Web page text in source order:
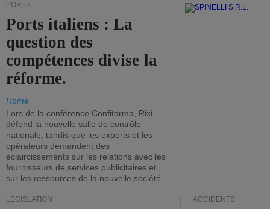
PORTS
Ports italiens : La
question des
compétences divise la
réforme.
Rome
Lors de la conférence Confitarma, Rixi
défend la nouvelle salle de contrôle
nationale, tandis que les experts et les
opérateurs demandent des
éclaircissements sur les relations avec les
fournisseurs de services publicitaires et
sur les ressources de la nouvelle société.
LÉGISLATION ACCIDENTS